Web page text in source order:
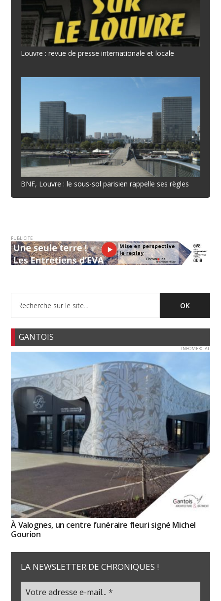
Louvre : revue de presse internationale et locale
BNF, Louvre : le sous-sol parisien rappelle ses règles
PUBLICITE
GANTOIS
INFOMERCIAL
À Valognes, un centre funéraire fleuri signé Michel
Gourion
LA NEWSLETTER DE CHRONIQUES !